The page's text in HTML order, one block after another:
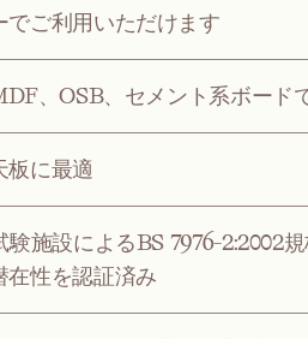
でご利用いただけます
、OSB、セメント系ボード
板に最適
施設によるBS 7976-2:2002
在性を認証済み